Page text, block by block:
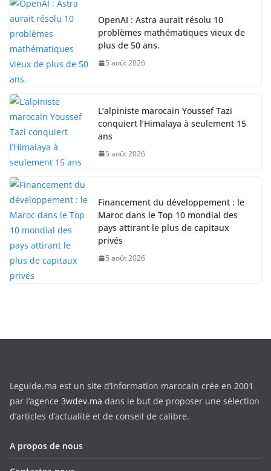
OpenAI : Astra aurait résolu 10
problèmes mathématiques vieux de
plus de 50 ans.
5 août 2026
L’alpiniste marocain Youssef Tazi
conquiert l’Himalaya à seulement 15
ans
5 août 2026
Financement du développement : le
Maroc dans le Top 10 mondial des
pays attirant le plus de capitaux
privés
5 août 2026
Leguide.ma est un site d’information marocain crée en 2001
par l’agence 3wdev.ma dans le but de proposer une sélection
d’articles d’actualité et de conseil de calibre.
A propos de nous